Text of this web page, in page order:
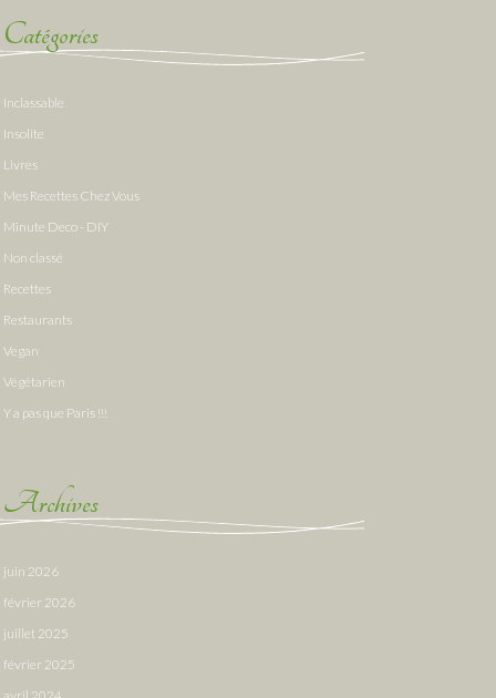
Catégories
Inclassable
Insolite
Livres
Mes Recettes Chez Vous
Minute Deco - DIY
Non classé
Recettes
Restaurants
Vegan
Végétarien
Y a pas que Paris !!!
Archives
juin 2026
février 2026
juillet 2025
février 2025